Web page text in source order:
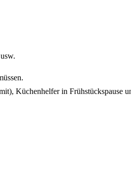
Küchenhelfer in Frühstückspause